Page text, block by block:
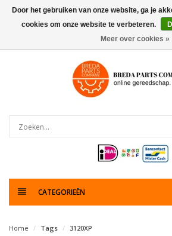
0artikelen
CATEGORIEËN
Home Tags 3120XP
Door het gebruiken van onze website, ga je
cookies om onze website te verbeteren.
Meer over cookies »